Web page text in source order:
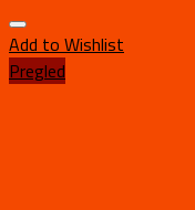
Add to Wishlist
Pregled